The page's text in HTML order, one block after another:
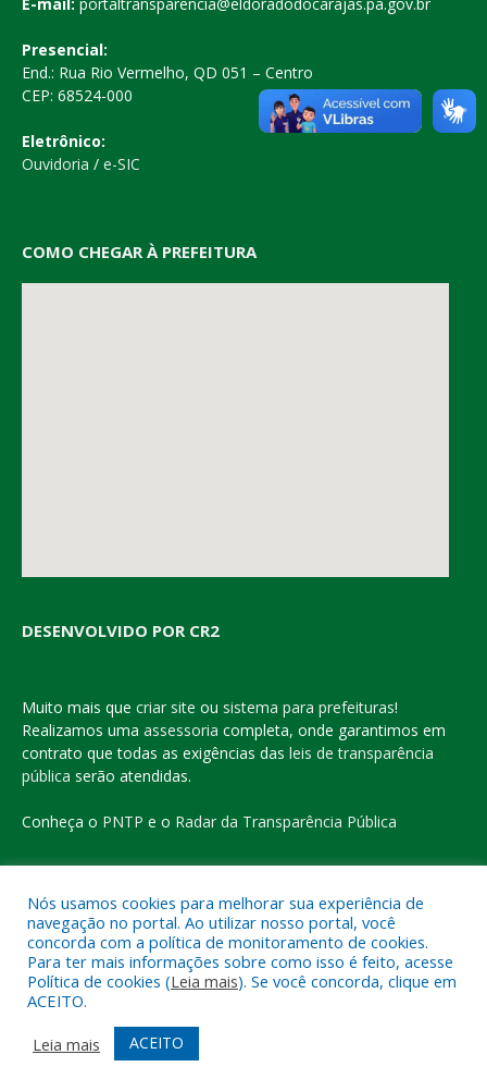
Presencial:
End.: Rua Rio Vermelho, QD 051 – Centro
CEP: 68524-000
Eletrônico:
Ouvidoria / e-SIC
COMO CHEGAR À PREFEITURA
DESENVOLVIDO POR CR2
Muito mais que criar site ou sistema para prefeituras!
Realizamos uma assessoria completa, onde garantimos em
contrato que todas as exigências das leis de transparência
pública serão atendidas.
Conheça o PNTP e o Radar da Transparência Pública
Todos os direitos reservados a Prefeitura Municipal de Eldorado
do Carajás
Mapa do Site
Acessar o Webmail
Nós usamos cookies para melhorar sua experiência de
navegação no portal. Ao utilizar nosso portal, você
concorda com a política de monitoramento de cookies.
Para ter mais informações sobre como isso é feito, acesse
Política de cookies (Leia mais). Se você concorda, clique em
ACEITO.
Leia mais
ACEITO